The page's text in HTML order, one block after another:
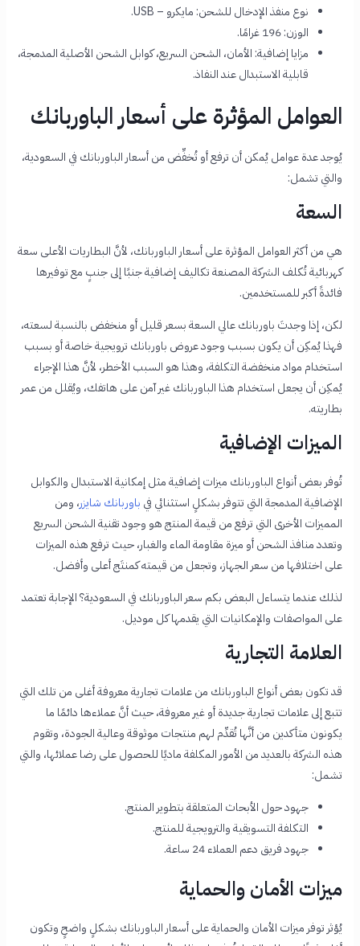
نوع منفذ الإدخال للشحن: مايكرو – USB.
الوزن: 196 غرامًا.
مزايا إضافية: الأمان، الشحن السريع، كوابل الشحن الأصلية المدمجة،
قابلية الاستبدال عند النفاذ.
العوامل المؤثرة على أسعار الباوربانك
يُوجد عدة عوامل يُمكن أن ترفع أو تُخفِّض من أسعار الباوربانك في السعودية،
والتي تشمل:
السعة
هي من أكثر العوامل المؤثرة على أسعار الباوربانك، لأنَّ البطاريات الأعلى سعة
كهربائية تُكلف الشركة المصنعة تكاليف إضافية جنبًا إلى جنبٍ مع توفيرها
فائدةً أكبر للمستخدمين.
لكن، إذا وجدتَ باوربانك عالي السعة بسعر قليل أو منخفض بالنسبة لسعته،
فهذا يُمكِن أن يكون بسبب وجود عروض باوربانك ترويجية خاصة أو بسبب
استخدام مواد منخفضة التكلفة، وهذا هو السبب الأخطر، لأنَّ هذا الإجراء
يُمكِن أن يجعل استخدام هذا الباوربانك غير آمن على هاتفك، ويُقلل من عمر
بطاريته.
الميزات الإضافية
تُوفر بعض أنواع الباوربانك ميزات إضافية مثل إمكانية الاستبدال والكوابل
الإضافية المدمجة التي تتوفر بشكلٍ استثنائي في باوربانك شايزر، ومن
المميزات الأخرى التي ترفع من قيمة المنتج هو وجود تقنية الشحن السريع
وتعدد منافذ الشحن أو ميزة مقاومة الماء والغبار، حيث ترفع هذه الميزات
على اختلافها من سعر الجهاز، وتجعل من قيمته كمنتَج أعلى وأفضل.
لذلك عندما يتساءل البعض بكم سعر الباوربانك في السعودية؟ الإجابة تعتمد
على المواصفات والإمكانيات التي يقدمها كل موديل.
العلامة التجارية
قد تكون بعض أنواع الباوربانك من علامات تجارية معروفة أغلى من تلك التي
تتبع إلى علامات تجارية جديدة أو غير معروفة، حيث أنَّ عملاءها دائمًا ما
يكونون متأكدين من أنَّها تُقدِّم لهم منتجات موثوقة وعالية الجودة، وتقوم
هذه الشركة بالعديد من الأمور المكلفة ماديًا للحصول على رضا عملائها، والتي
تشمل:
جهود حول الأبحاث المتعلقة بتطوير المنتج.
التكلفة التسويقية والترويجية للمنتج.
جهود فريق دعم العملاء 24 ساعة.
ميزات الأمان والحماية
يُؤثر توفر ميزات الأمان والحماية على أسعار الباوربانك بشكلٍ واضحٍ وتكون